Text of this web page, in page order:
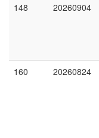
148 20260904
160 20260824